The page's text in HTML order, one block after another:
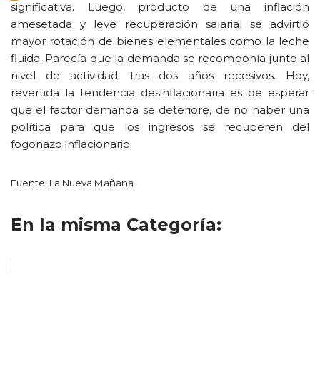
significativa. Luego, producto de una inflación
amesetada y leve recuperación salarial se advirtió
mayor rotación de bienes elementales como la leche
fluida. Parecía que la demanda se recomponía junto al
nivel de actividad, tras dos años recesivos. Hoy,
revertida la tendencia desinflacionaria es de esperar
que el factor demanda se deteriore, de no haber una
política para que los ingresos se recuperen del
fogonazo inflacionario.
Fuente: La Nueva Mañana
En la misma Categoría: